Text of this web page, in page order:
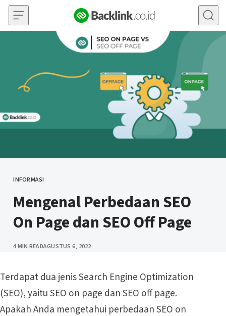
Skip to content
CATEGORY
INFORMASI
Mengenal Perbedaan SEO
On Page dan SEO Off Page
4 MIN READPUBLISHED
AGUSTUS 6, 2022
Terdapat dua jenis Search Engine Optimization
(SEO), yaitu SEO on page dan SEO off page.
Apakah Anda mengetahui perbedaan SEO on